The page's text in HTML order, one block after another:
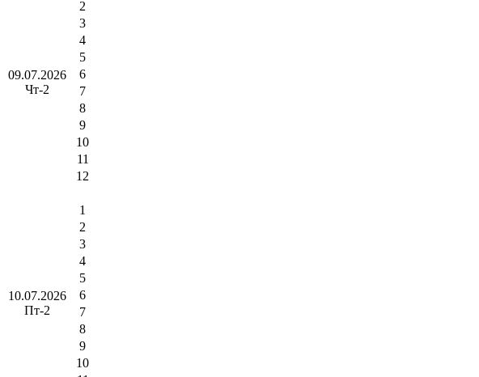
09.07.2026
Чт-2
2
3
4
5
6
7
8
9
10
11
12
10.07.2026
Пт-2
1
2
3
4
5
6
7
8
9
10